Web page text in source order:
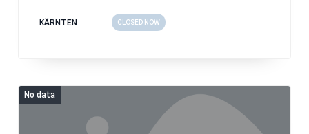
KÄRNTEN CLOSED NOW
No data